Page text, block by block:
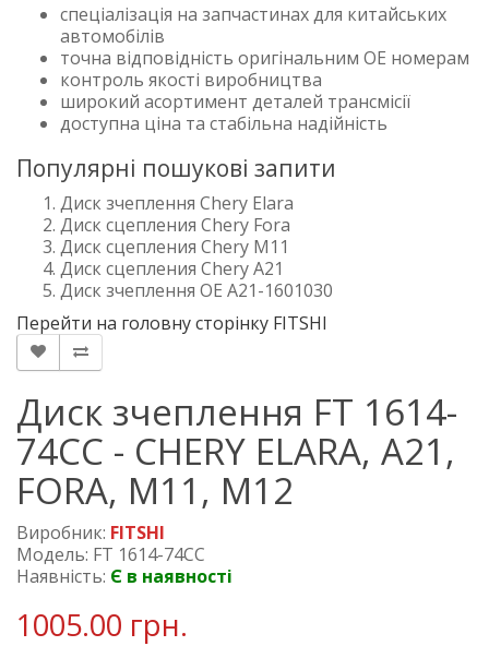
спеціалізація на запчастинах для китайських
автомобілів
точна відповідність оригінальним OE номерам
контроль якості виробництва
широкий асортимент деталей трансмісії
доступна ціна та стабільна надійність
Популярні пошукові запити
Диск зчеплення Chery Elara
Диск сцепления Chery Fora
Диск сцепления Chery M11
Диск сцепления Chery A21
Диск зчеплення OE A21-1601030
Перейти на головну сторінку FITSHI
Диск зчеплення FT 1614-
74CC - CHERY ELARA, A21,
FORA, M11, M12
Виробник: FITSHI
Модель: FT 1614-74CC
Наявність: Є в наявності
1005.00 грн.